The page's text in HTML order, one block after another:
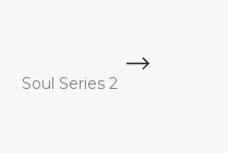
Soul Series 2